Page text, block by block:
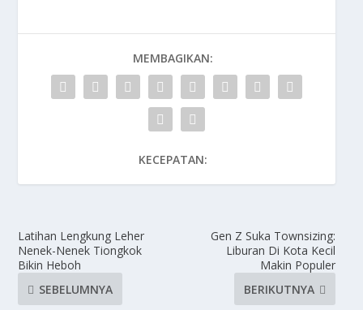
MEMBAGIKAN:
KECEPATAN:
Latihan Lengkung Leher
Nenek-Nenek Tiongkok
Bikin Heboh
SEBELUMNYA
Gen Z Suka Townsizing:
Liburan Di Kota Kecil
Makin Populer
BERIKUTNYA